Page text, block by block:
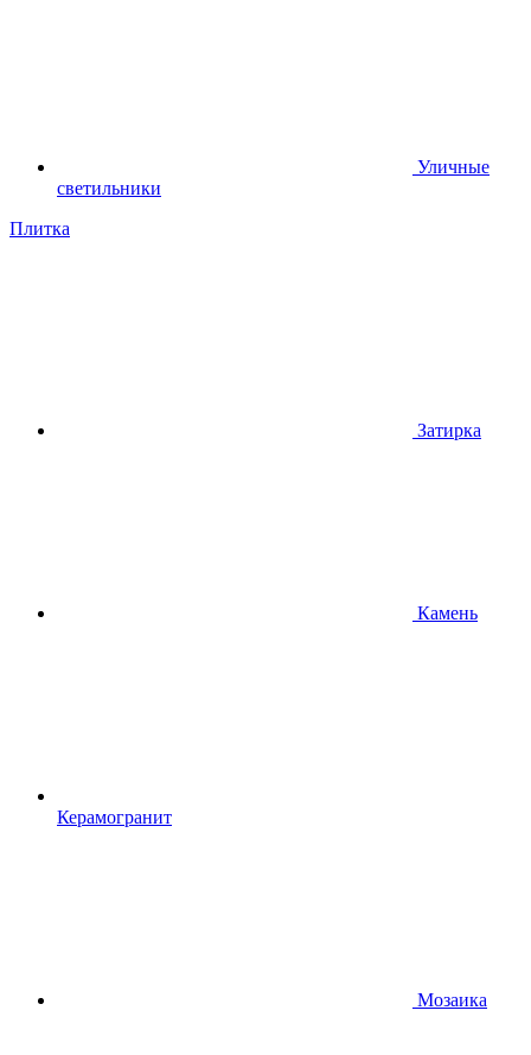
Уличные
светильники
Плитка
Затирка
Камень
Керамогранит
Мозаика